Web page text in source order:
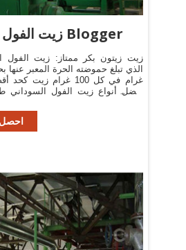
زيت الفول السوداني Blogger
زيت زيتون بكر ممتاز: زيت الفول
غرام في كل 100 غرام زيت
أفضل أنواع زيت الفول السوداني